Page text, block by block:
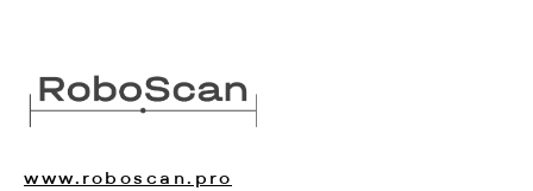
www.roboscan.pro